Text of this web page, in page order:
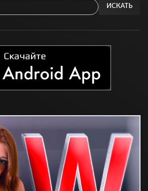
ИСКАТЬ